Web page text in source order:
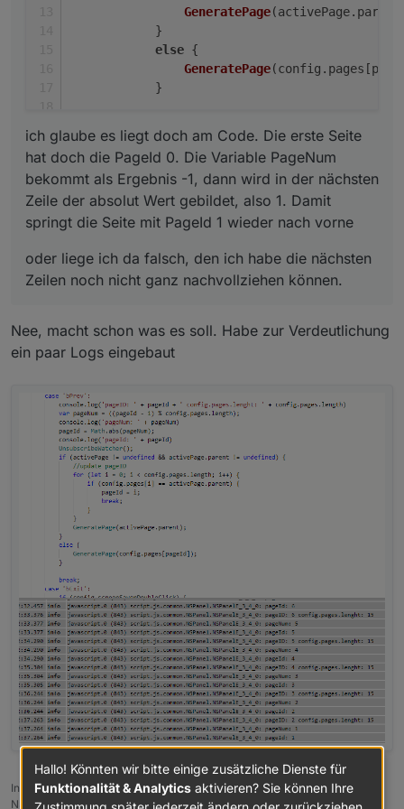
<PageItem>{ id: "alias.0.PV-
<PageItem>{ id: "alias.0.PV-
<PageItem>{ id: "alias.0.PV-
var Benzinpreise1: PageEntities =
{
    "type": "cardEntities",
    "heading": "Benzinpreise 1/2",
    "useColor": true,
    "subPage": false,
    "items": [
<PageItem>{ id:
<PageItem>{ id:
<PageItem>{ id:
    ]
var Benzinpreise2: PageEntities =
{
    "type": "cardEntities",
    "heading": "Benzinpreise 2/2",
    "useColor": true,
    "subPage": false,
    "parent": undefined,
    "items": [
<PageItem>{ id:
<PageItem>{ id:
    ]
};
var sonstiges: PageEntities =
{
    "type": "cardEntities",
    "heading": "sonstiges",
    "subPage": false,
    "parent": undefined,
GeneratePage(activePage. parent
            }
else {
GeneratePage(config. pages
            }
ich glaube es liegt doch am Code. Die erste Seite
hat doch die PageId 0. Die Variable PageNum
bekommt als Ergebnis -1, dann wird in der nächsten
Zeile der absolut Wert gebildet, also 1. Damit
springt die Seite mit PageId 1 wieder nach vorne
oder liege ich da falsch, den ich habe die nächsten
Zeilen noch nicht ganz nachvollziehen können.
Nee, macht schon was es soll. Habe zur Verdeutlichung
ein paar Logs eingebaut
Installationsanleitung, Tipps, Alias-Definitionen, FAQ für das Sonoff
NSPanel mit lovelace UI unter ioBroker
Hallo! Könnten wir bitte einige zusätzliche Dienste für
Funktionalität & Analytics aktivieren? Sie können Ihre